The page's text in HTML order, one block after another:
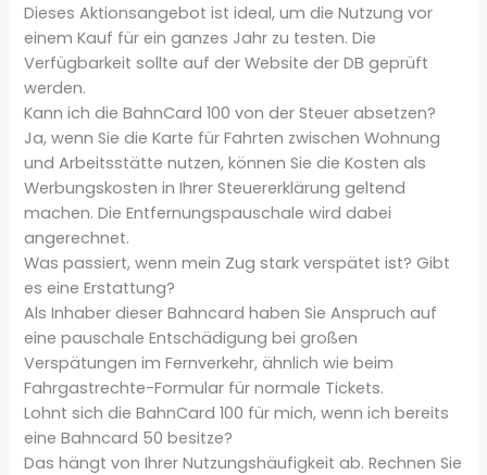
Dieses Aktionsangebot ist ideal, um die Nutzung vor
einem Kauf für ein ganzes Jahr zu testen. Die
Verfügbarkeit sollte auf der Website der DB geprüft
werden.
Kann ich die BahnCard 100 von der Steuer absetzen?
Ja, wenn Sie die Karte für Fahrten zwischen Wohnung
und Arbeitsstätte nutzen, können Sie die Kosten als
Werbungskosten in Ihrer Steuererklärung geltend
machen. Die Entfernungspauschale wird dabei
angerechnet.
Was passiert, wenn mein Zug stark verspätet ist? Gibt
es eine Erstattung?
Als Inhaber dieser Bahncard haben Sie Anspruch auf
eine pauschale Entschädigung bei großen
Verspätungen im Fernverkehr, ähnlich wie beim
Fahrgastrechte-Formular für normale Tickets.
Lohnt sich die BahnCard 100 für mich, wenn ich bereits
eine Bahncard 50 besitze?
Das hängt von Ihrer Nutzungshäufigkeit ab. Rechnen Sie